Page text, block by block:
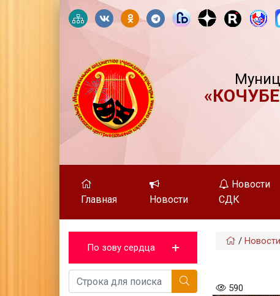
Главная Новости
Новости
СДК
По зову сердца
/ Новости
590